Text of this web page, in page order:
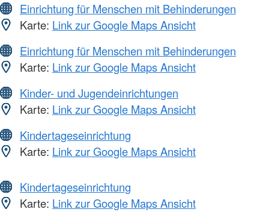
Einrichtung für Menschen mit Behinderungen
Karte: Link zur Google Maps Ansicht
Einrichtung für Menschen mit Behinderungen
Karte: Link zur Google Maps Ansicht
Kinder- und Jugendeinrichtungen
Karte: Link zur Google Maps Ansicht
Kindertageseinrichtung
Karte: Link zur Google Maps Ansicht
Kindertageseinrichtung
Karte: Link zur Google Maps Ansicht